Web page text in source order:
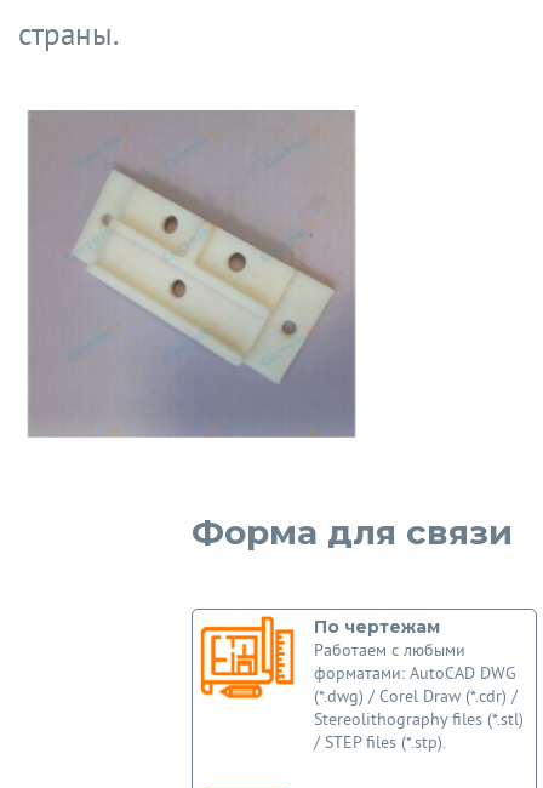
страны.
Форма для связи
По чертежам
Работаем с любыми
форматами: AutoCAD DWG
(*.dwg) / Corel Draw (*.cdr) /
Stereolithography files (*.stl)
/ STEP files (*.stp).